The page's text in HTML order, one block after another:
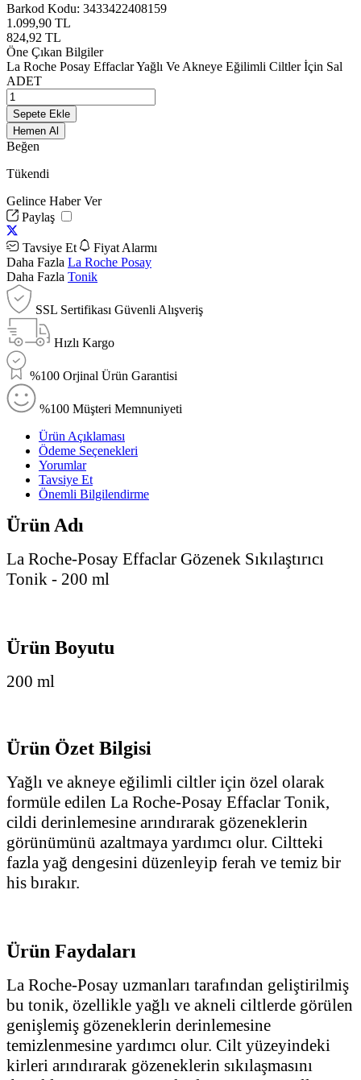
Barkod Kodu: 3433422408159
1.099,90 TL
824,92 TL
Öne Çıkan Bilgiler
La Roche Posay Effaclar Yağlı Ve Akneye Eğilimli Ciltler İçin Sal
ADET
Sepete Ekle
Hemen Al
Beğen
Tükendi
Gelince Haber Ver
Paylaş
Tavsiye Et
Fiyat Alarmı
Daha Fazla La Roche Posay
Daha Fazla Tonik
SSL Sertifikası Güvenli Alışveriş
Hızlı Kargo
%100 Orjinal Ürün Garantisi
%100 Müşteri Memnuniyeti
Ürün Açıklaması
Ödeme Seçenekleri
Yorumlar
Tavsiye Et
Önemli Bilgilendirme
Ürün Adı
La Roche-Posay Effaclar Gözenek Sıkılaştırıcı
Tonik - 200 ml
Ürün Boyutu
200 ml
Ürün Özet Bilgisi
Yağlı ve akneye eğilimli ciltler için özel olarak
formüle edilen La Roche-Posay Effaclar Tonik,
cildi derinlemesine arındırarak gözeneklerin
görünümünü azaltmaya yardımcı olur. Ciltteki
fazla yağ dengesini düzenleyip ferah ve temiz bir
his bırakır.
Ürün Faydaları
La Roche-Posay uzmanları tarafından geliştirilmiş
bu tonik, özellikle yağlı ve akneli ciltlerde görülen
genişlemiş gözeneklerin derinlemesine
temizlenmesine yardımcı olur. Cilt yüzeyindeki
kirleri arındırarak gözeneklerin sıkılaşmasını